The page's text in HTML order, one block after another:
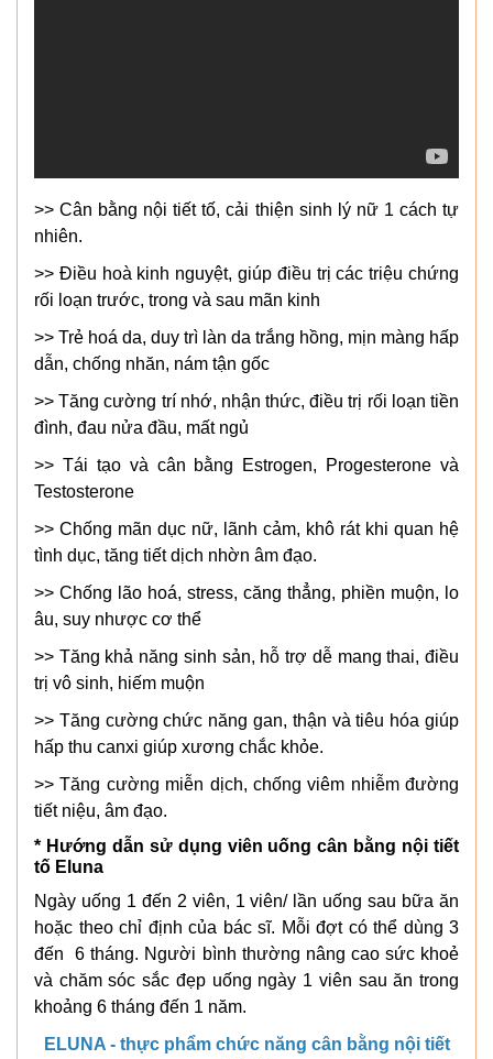
>> Cân bằng nội tiết tố, cải thiện sinh lý nữ 1 cách tự
nhiên.
>> Điều hoà kinh nguyệt, giúp điều trị các triệu chứng
rối loạn trước, trong và sau mãn kinh
>> Trẻ hoá da, duy trì làn da trắng hồng, mịn màng hấp
dẫn, chống nhăn, nám tận gốc
>> Tăng cường trí nhớ, nhận thức, điều trị rối loạn tiền
đình, đau nửa đầu, mất ngủ
>> Tái tạo và cân bằng Estrogen, Progesterone và
Testosterone
>> Chống mãn dục nữ, lãnh cảm, khô rát khi quan hệ
tình dục, tăng tiết dịch nhờn âm đạo.
>> Chống lão hoá, stress, căng thẳng, phiền muộn, lo
âu, suy nhược cơ thể
>> Tăng khả năng sinh sản, hỗ trợ dễ mang thai, điều
trị vô sinh, hiếm muộn
>> Tăng cường chức năng gan, thận và tiêu hóa giúp
hấp thu canxi giúp xương chắc khỏe.
>> Tăng cường miễn dịch, chống viêm nhiễm đường
tiết niệu, âm đạo.
* Hướng dẫn sử dụng viên uống cân bằng nội tiết
tố Eluna
Ngày uống 1 đến 2 viên, 1 viên/ lần uống sau bữa ăn
hoặc theo chỉ định của bác sĩ. Mỗi đợt có thể dùng 3
đến 6 tháng. Người bình thường nâng cao sức khoẻ
và chăm sóc sắc đẹp uống ngày 1 viên sau ăn trong
khoảng 6 tháng đến 1 năm.
ELUNA - thực phẩm chức năng cân bằng nội tiết